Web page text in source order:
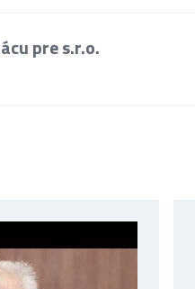
pre s.r.o.